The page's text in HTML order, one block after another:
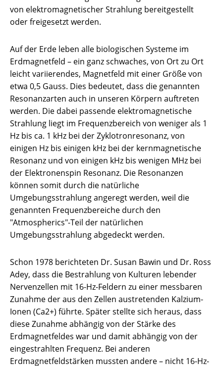
von elektromagnetischer Strahlung bereitgestellt
oder freigesetzt werden.
Auf der Erde leben alle biologischen Systeme im
Erdmagnetfeld – ein ganz schwaches, von Ort zu Ort
leicht variierendes, Magnetfeld mit einer Größe von
etwa 0,5 Gauss. Dies bedeutet, dass die genannten
Resonanzarten auch in unseren Körpern auftreten
werden. Die dabei passende elektromagnetische
Strahlung liegt im Frequenzbereich von weniger als 1
Hz bis ca. 1 kHz bei der Zyklotronresonanz, von
einigen Hz bis einigen kHz bei der kernmagnetische
Resonanz und von einigen kHz bis wenigen MHz bei
der Elektronenspin Resonanz. Die Resonanzen
können somit durch die natürliche
Umgebungsstrahlung angeregt werden, weil die
genannten Frequenzbereiche durch den
"Atmospherics"-Teil der natürlichen
Umgebungsstrahlung abgedeckt werden.
Schon 1978 berichteten Dr. Susan Bawin und Dr. Ross
Adey, dass die Bestrahlung von Kulturen lebender
Nervenzellen mit 16-Hz-Feldern zu einer messbaren
Zunahme der aus den Zellen austretenden Kalzium-
Ionen (Ca2+) führte. Später stellte sich heraus, dass
diese Zunahme abhängig von der Stärke des
Erdmagnetfeldes war und damit abhängig von der
eingestrahlten Frequenz. Bei anderen
Erdmagnetfeldstärken mussten andere – nicht 16-Hz-